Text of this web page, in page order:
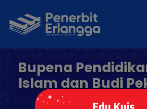
Bupena
Islam dan Budi
Kelas XI KM